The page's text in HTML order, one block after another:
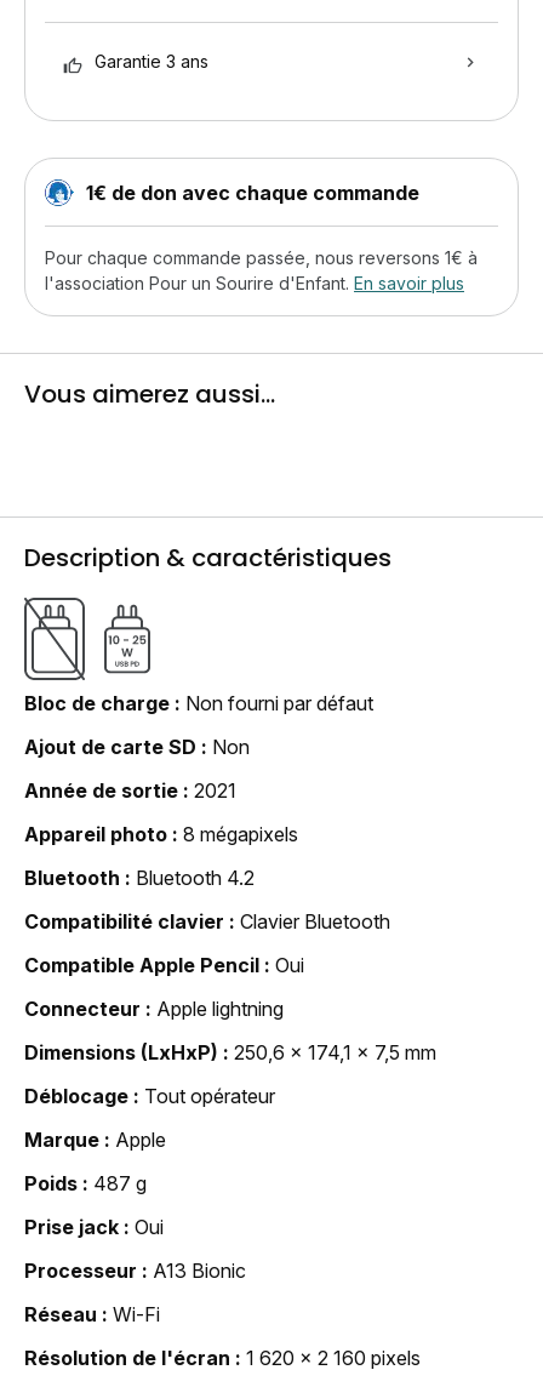
Garantie 3 ans
1€ de don avec chaque commande
Pour chaque commande passée, nous reversons 1€ à
l'association Pour un Sourire d'Enfant. En savoir plus
Vous aimerez aussi...
Description & caractéristiques
Bloc de charge
Non fourni par défaut
Ajout de carte SD
Non
Année de sortie
2021
Appareil photo
8 mégapixels
Bluetooth
Bluetooth 4.2
Compatibilité clavier
Clavier Bluetooth
Compatible Apple Pencil
Oui
Connecteur
Apple lightning
Dimensions (LxHxP)
250,6 x 174,1 x 7,5 mm
Déblocage
Tout opérateur
Marque
Apple
Poids
487 g
Prise jack
Oui
Processeur
A13 Bionic
Réseau
Wi-Fi
Résolution de l'écran
1 620 x 2 160 pixels